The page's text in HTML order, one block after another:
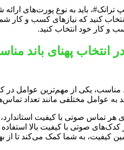
ترانک#، باید به نوع پورت‌های
انتخاب کنید که نیازهای کسب و کار
و کار خود انتخاب کنید.
انتخاب پهنای باند
مناسب، یکی از مهم‌ترین عوامل در
باید به عوامل مختلفی مانند تعداد
کدک‌های صوتی با کیفیت بالا
کیفیت، به شما کمک می‌کند تا از